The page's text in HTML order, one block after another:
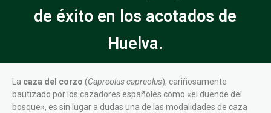
de éxito en los acotados de
Huelva.
La caza del corzo (Capreolus capreolus), cariñosamente
bautizado por los cazadores españoles como «el duende del
bosque», es sin lugar a dudas una de las modalidades de caza